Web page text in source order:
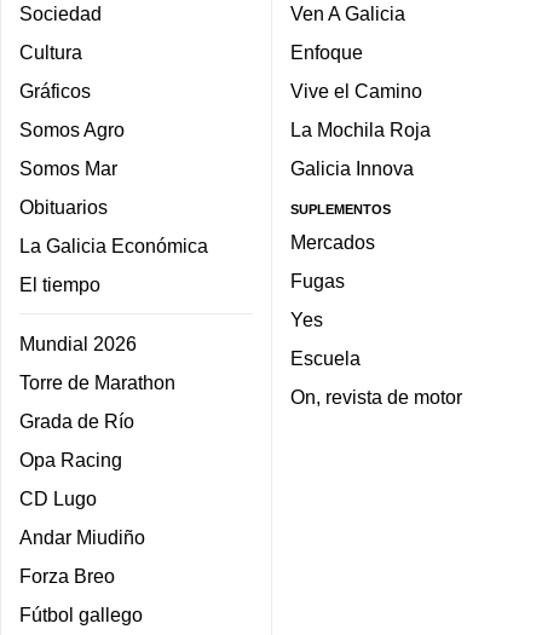
Sociedad
Cultura
Gráficos
Somos Agro
Somos Mar
Obituarios
La Galicia Económica
El tiempo
Mundial 2026
Torre de Marathon
Grada de Río
Opa Racing
CD Lugo
Andar Miudiño
Forza Breo
Fútbol gallego
Ven A Galicia
Enfoque
Vive el Camino
La Mochila Roja
Galicia Innova
SUPLEMENTOS
Mercados
Fugas
Yes
Escuela
On, revista de motor